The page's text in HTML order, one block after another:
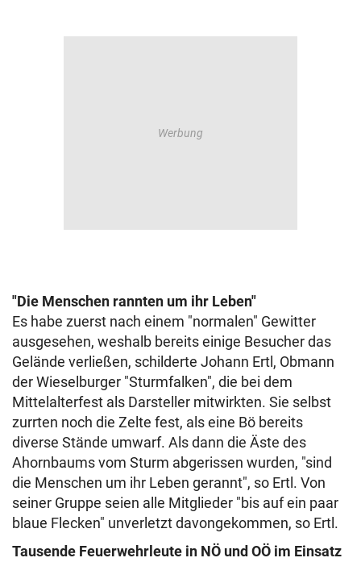
"Die Menschen rannten um ihr Leben"
Es habe zuerst nach einem "normalen" Gewitter
ausgesehen, weshalb bereits einige Besucher das
Gelände verließen, schilderte Johann Ertl, Obmann
der Wieselburger "Sturmfalken", die bei dem
Mittelalterfest als Darsteller mitwirkten. Sie selbst
zurrten noch die Zelte fest, als eine Bö bereits
diverse Stände umwarf. Als dann die Äste des
Ahornbaums vom Sturm abgerissen wurden, "sind
die Menschen um ihr Leben gerannt", so Ertl. Von
seiner Gruppe seien alle Mitglieder "bis auf ein paar
blaue Flecken" unverletzt davongekommen, so Ertl.
Tausende Feuerwehrleute in NÖ und OÖ im Einsatz